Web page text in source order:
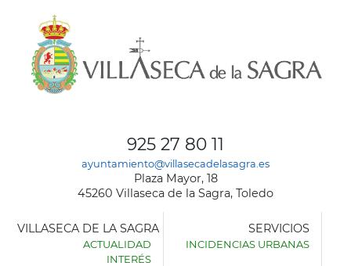
925 27 80 11
ayuntamiento@villasecadelasagra.es
Plaza Mayor, 18
45260 Villaseca de la Sagra, Toledo
VILLASECA DE LA SAGRA
ACTUALIDAD
INTERÉS
SERVICIOS
INCIDENCIAS URBANAS